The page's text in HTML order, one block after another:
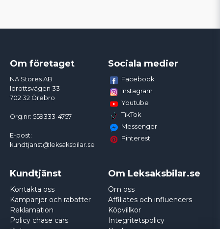
Om företaget
NA Stores AB
Idrottsvägen 33
702 32 Örebro
Org.nr: 559333-4757
E-post:
kundtjanst@leksaksbilar.se
Sociala medier
Facebook
Instagram
Youtube
TikTok
Messenger
Pinterest
Kundtjänst
Kontakta oss
Kampanjer och rabatter
Reklamation
Policy chase cars
Returnera
Om Leksaksbilar.se
Om oss
Affiliates och influencers
Köpvillkor
Integritetspolicy
Cookies